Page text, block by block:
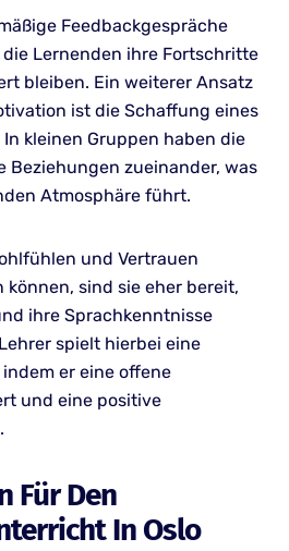
Feedbackgespräche
Lernenden ihre Fortschritte
bleiben. Ein weiterer Ansatz
ist die Schaffung eines
kleinen Gruppen haben die
Beziehungen zueinander, was
Atmosphäre führt.
und Vertrauen
sind sie eher bereit,
ihre Sprachkenntnisse
spielt hierbei eine
er eine offene
und eine positive
Für Den
In Oslo